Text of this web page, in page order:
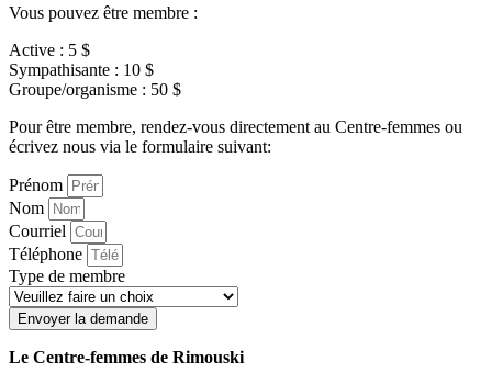
Vous pouvez être membre :
Active : 5 $
Sympathisante : 10 $
Groupe/organisme : 50 $
Pour être membre, rendez-vous directement au Centre-femmes ou
écrivez nous via le formulaire suivant:
Prénom
Nom
Courriel
Téléphone
Type de membre
Envoyer la demande
Le Centre-femmes de Rimouski